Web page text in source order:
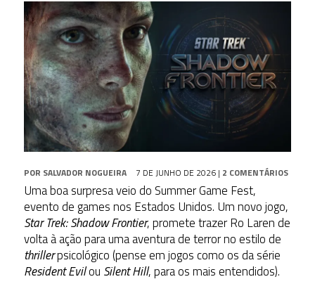
POR SALVADOR NOGUEIRA 7 DE JUNHO DE 2026| 2 COMENTÁRIOS
Uma boa surpresa veio do Summer Game Fest,
evento de games nos Estados Unidos. Um novo jogo,
Star Trek: Shadow Frontier, promete trazer Ro Laren de
volta à ação para uma aventura de terror no estilo de
thrillerpsicológico (pense em jogos como os da série
Resident Evilou Silent Hill, para os mais entendidos).